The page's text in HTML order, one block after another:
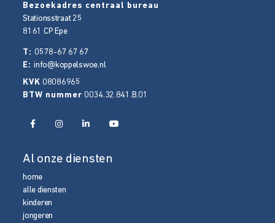
Bezoekadres centraal bureau
Stationsstraat 25
8161 CP Epe
T: 0578-67 67 67
E:info@koppelswoe.nl
KVK 08086965
BTW nummer 0034.32.841.B.01
Al onze diensten
home
alle diensten
kinderen
jongeren